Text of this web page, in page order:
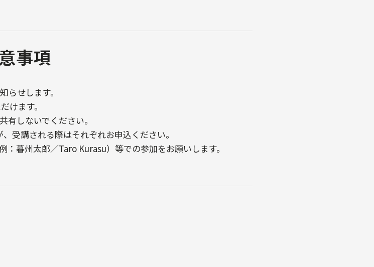
事項
らせします。
けます。
有しないでください。
受講される際はそれぞれお申込ください。
暮州太郎／Taro Kurasu）等での参加をお願いします。